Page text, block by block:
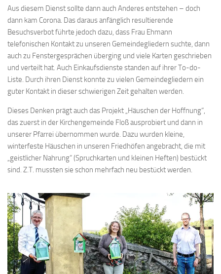
Aus diesem Dienst sollte dann auch Anderes entstehen – doch
dann kam Corona. Das daraus anfänglich resultierende
Besuchsverbot führte jedoch dazu, dass Frau Ehmann
telefonischen Kontakt zu unseren Gemeindegliedern suchte, dann
auch zu Fenstergesprächen überging und viele Karten geschrieben
und verteilt hat. Auch Einkaufsdienste standen auf ihrer To-do-
Liste. Durch ihren Dienst konnte zu vielen Gemeindegliedern ein
guter Kontakt in dieser schwierigen Zeit gehalten werden.
Dieses Denken prägt auch das Projekt „Häuschen der Hoffnung“,
das zuerst in der Kirchengemeinde Floß ausprobiert und dann in
unserer Pfarrei übernommen wurde. Dazu wurden kleine,
winterfeste Häuschen in unseren Friedhöfen angebracht, die mit
„geistlicher Nahrung“ (Spruchkarten und kleinen Heften) bestückt
sind. Z.T. mussten sie schon mehrfach neu bestückt werden.